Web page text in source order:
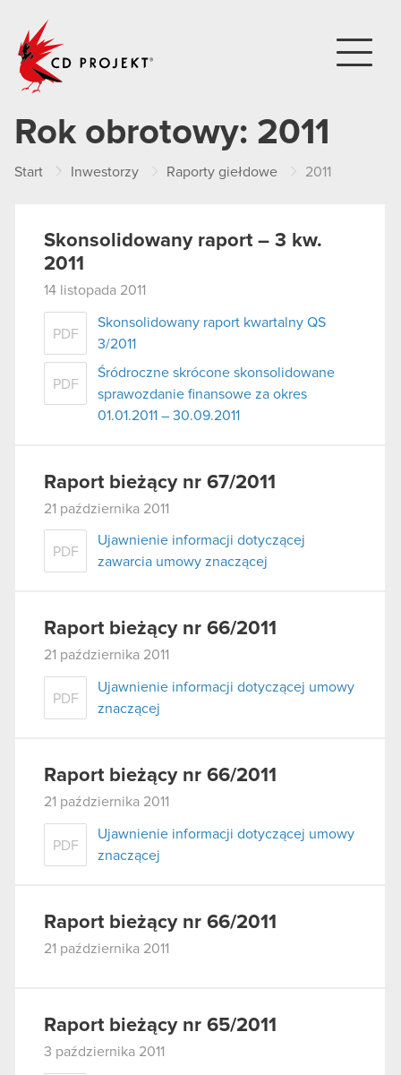
Rok obrotowy: 2011
Start Inwestorzy Raporty giełdowe 2011
Skonsolidowany raport – 3 kw.
2011
14 listopada 2011
PDF
Skonsolidowany raport kwartalny QS
3/2011
PDF
Śródroczne skrócone skonsolidowane
sprawozdanie finansowe za okres
01.01.2011 – 30.09.2011
Raport bieżący nr 67/2011
21 października 2011
PDF
Ujawnienie informacji dotyczącej
zawarcia umowy znaczącej
Raport bieżący nr 66/2011
21 października 2011
PDF
Ujawnienie informacji dotyczącej umowy
znaczącej
Raport bieżący nr 66/2011
21 października 2011
PDF
Ujawnienie informacji dotyczącej umowy
znaczącej
Raport bieżący nr 66/2011
21 października 2011
Raport bieżący nr 65/2011
3 października 2011